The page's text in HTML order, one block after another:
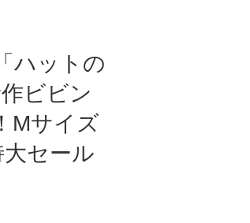
ハットの
ビビン
Mサイズ
セール